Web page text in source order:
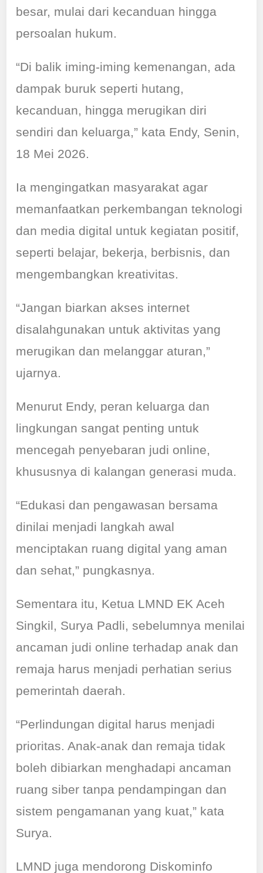
besar, mulai dari kecanduan hingga
persoalan hukum.
“Di balik iming-iming kemenangan, ada
dampak buruk seperti hutang,
kecanduan, hingga merugikan diri
sendiri dan keluarga,” kata Endy, Senin,
18 Mei 2026.
Ia mengingatkan masyarakat agar
memanfaatkan perkembangan teknologi
dan media digital untuk kegiatan positif,
seperti belajar, bekerja, berbisnis, dan
mengembangkan kreativitas.
“Jangan biarkan akses internet
disalahgunakan untuk aktivitas yang
merugikan dan melanggar aturan,”
ujarnya.
Menurut Endy, peran keluarga dan
lingkungan sangat penting untuk
mencegah penyebaran judi online,
khususnya di kalangan generasi muda.
“Edukasi dan pengawasan bersama
dinilai menjadi langkah awal
menciptakan ruang digital yang aman
dan sehat,” pungkasnya.
Sementara itu, Ketua LMND EK Aceh
Singkil, Surya Padli, sebelumnya menilai
ancaman judi online terhadap anak dan
remaja harus menjadi perhatian serius
pemerintah daerah.
“Perlindungan digital harus menjadi
prioritas. Anak-anak dan remaja tidak
boleh dibiarkan menghadapi ancaman
ruang siber tanpa pendampingan dan
sistem pengamanan yang kuat,” kata
Surya.
LMND juga mendorong Diskominfo